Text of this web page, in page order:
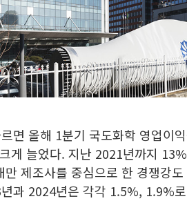
면 올해 1분기 국도화학 영업이
게 늘었다. 지난 2021년까지
만 제조사를 중심으로 한 경쟁강
과 2024년은 각각 1.5%, 1.9%